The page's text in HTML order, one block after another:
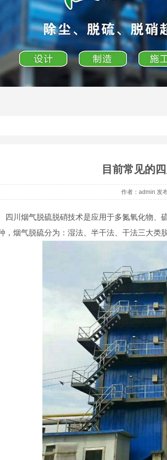
目前常见的
作者：admin 发
四川烟气脱硫脱硝技术是应用于多氮氧化物、
，烟气脱硫分为：湿法、半干法、干法三大类